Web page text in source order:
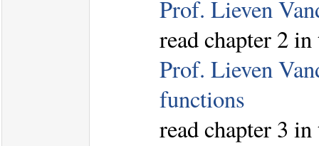
Prof. Lieven
read chapter 2
Prof. Lieven
functions
read chapter 3